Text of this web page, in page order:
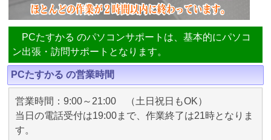
PCたすかる のパソコンサポートは、基本的にパソコ
ン出張・訪問サポートとなります。
PCたすかる の営業時間
営業時間：9:00～21:00 （土日祝日もOK）
当日の電話受付は19:00まで、作業終了は21時となりま
す。